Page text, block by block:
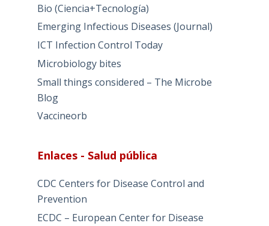
Bio (Ciencia+Tecnología)
Emerging Infectious Diseases (Journal)
ICT Infection Control Today
Microbiology bites
Small things considered – The Microbe
Blog
Vaccineorb
Enlaces - Salud pública
CDC Centers for Disease Control and
Prevention
ECDC – European Center for Disease